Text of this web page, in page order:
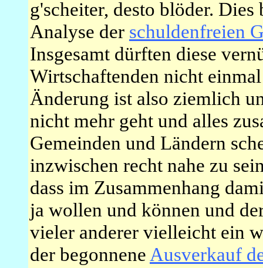
g'scheiter, desto blöder.
Analyse der schuldenfreien
Insgesamt dürften diese
Wirtschaftenden nicht
Änderung ist also ziemlich
nicht mehr geht und alles
Gemeinden und Ländern
inzwischen recht nahe zu
dass im Zusammenhang
ja wollen und können und
vieler anderer vielleicht ein
der begonnene Ausverkauf